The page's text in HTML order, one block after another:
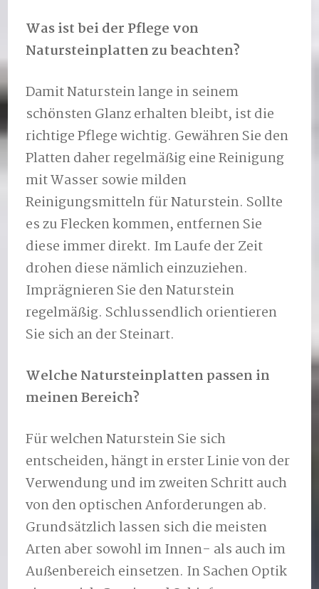
Was ist bei der Pflege von
Natursteinplatten zu beachten?
Damit Naturstein lange in seinem
schönsten Glanz erhalten bleibt, ist die
richtige Pflege wichtig. Gewähren Sie den
Platten daher regelmäßig eine Reinigung
mit Wasser sowie milden
Reinigungsmitteln für Naturstein. Sollte
es zu Flecken kommen, entfernen Sie
diese immer direkt. Im Laufe der Zeit
drohen diese nämlich einzuziehen.
Imprägnieren Sie den Naturstein
regelmäßig. Schlussendlich orientieren
Sie sich an der Steinart.
Welche Natursteinplatten passen in
meinen Bereich?
Für welchen Naturstein Sie sich
entscheiden, hängt in erster Linie von der
Verwendung und im zweiten Schritt auch
von den optischen Anforderungen ab.
Grundsätzlich lassen sich die meisten
Arten aber sowohl im Innen- als auch im
Außenbereich einsetzen. In Sachen Optik